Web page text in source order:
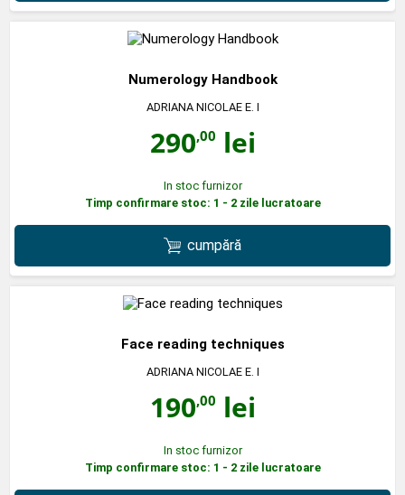
Numerology Handbook
ADRIANA NICOLAE E. I
290,00 lei
In stoc furnizor
Timp confirmare stoc: 1 - 2 zile lucratoare
cumpără
Face reading techniques
ADRIANA NICOLAE E. I
190,00 lei
In stoc furnizor
Timp confirmare stoc: 1 - 2 zile lucratoare